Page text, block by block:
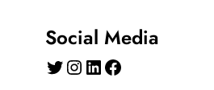
Social Media
Twitter Instagram LinkedIn Facebook